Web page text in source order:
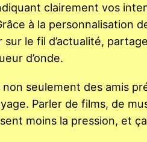
clairement vos
à la personnalisation
le fil d’actualité,
d’onde.
seulement des amis
Parler de films, de
moins la pression, et